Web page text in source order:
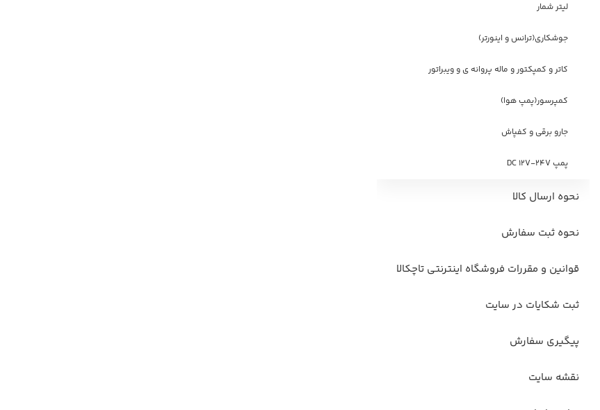
لیتر شمار
جوشکاری(ترانس و اینورتر)
کاتر و کمپکتور و ماله پروانه ی و ویبراتور
کمپرسور(پمپ هوا)
جارو برقی و کفپاش
پمپ DC 12V-24V
نحوه ارسال کالا
نحوه ثبت سفارش
قوانین و مقررات فروشگاه اینترنتی تاچکالا
ثبت شکایات در سایت
پیگیری سفارش
نقشه سایت